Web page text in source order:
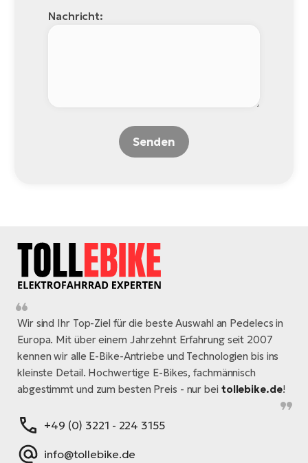
Nachricht:
Senden
Wir sind Ihr Top-Ziel für die beste Auswahl an Pedelecs in
Europa. Mit über einem Jahrzehnt Erfahrung seit 2007
kennen wir alle E-Bike-Antriebe und Technologien bis ins
kleinste Detail. Hochwertige E-Bikes, fachmännisch
abgestimmt und zum besten Preis - nur bei tollebike.de!
+49 (0) 3221 - 224 3155
info@tollebike.de